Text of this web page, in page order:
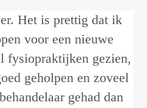
Het is prettig dat ik
voor een nieuwe
fysiopraktijken gezien,
geholpen en zoveel
gehad dan